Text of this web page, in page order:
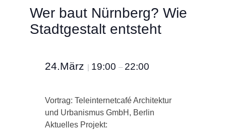
Wer baut Nürnberg? Wie
Stadtgestalt entsteht
24.März | 19:00 – 22:00
Vortrag: Teleinternetcafé Architektur
und Urbanismus GmbH, Berlin
Aktuelles Projekt: